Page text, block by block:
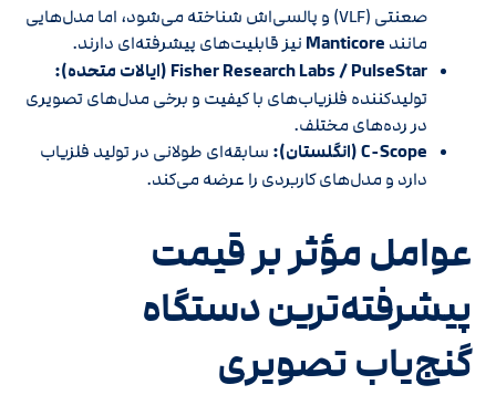
صعنتی (VLF) و پالسی‌اش شناخته می‌شود، اما مدل‌هایی
مانند Manticore نیز قابلیت‌های پیشرفته‌ای دارند.
Fisher Research Labs / PulseStar (ایالات متحده):
تولیدکننده فلزیاب‌های با کیفیت و برخی مدل‌های تصویری
در رده‌های مختلف.
C-Scope (انگلستان):
سابقه‌ای طولانی در تولید فلزیاب
دارد و مدل‌های کاربردی را عرضه می‌کند.
عوامل مؤثر بر قیمت
پیشرفته‌ترین دستگاه
گنج‌یاب تصویری